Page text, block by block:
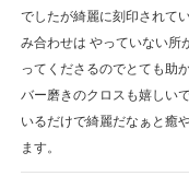
でしたが綺麗に刻印されて
み合わせは やっていない所
ってくださるのでとても助
バー磨きのクロスも嬉しい
いるだけで綺麗だなぁと癒
ます。